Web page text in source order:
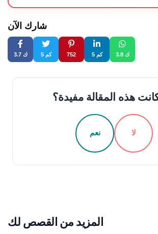
شارك الآن
3.7 ك 5 كم 752 5 كم 3.8 ك
هذه المقالة مفيدة؟
نعم لا
المزيد من القصص لك